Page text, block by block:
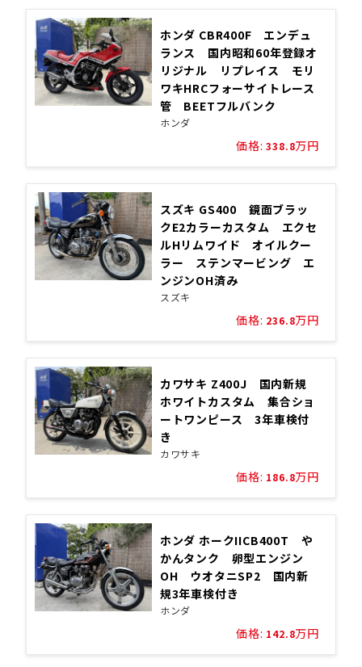
ホンダ CBR400F エンデュ
ランス 国内昭和60年登録オ
リジナル リプレイス モリ
ワキHRCフォーサイトレース
管 BEETフルバンク
ホンダ
価格: 338.8万円
スズキ GS400 鏡面ブラッ
クE2カラーカスタム エクセ
ルHリムワイド オイルクー
ラー ステンマービング エ
ンジンOH済み
スズキ
価格: 236.8万円
カワサキ Z400J 国内新規
ホワイトカスタム 集合ショ
ートワンピース 3年車検付
き
カワサキ
価格: 186.8万円
ホンダ ホークIICB400T や
かんタンク 卵型エンジン
OH ウオタニSP2 国内新
規3年車検付き
ホンダ
価格: 142.8万円